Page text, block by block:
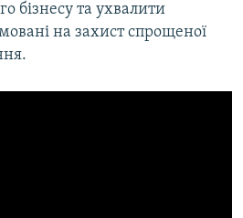
бізнесу та ухвалити
на захист спрощеної